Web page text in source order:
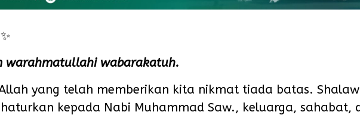
warahmatullahi wabarakatuh.
yang telah memberikan kita nikmat tiada batas.
kepada Nabi Muhammad Saw., keluarga, sahabat,